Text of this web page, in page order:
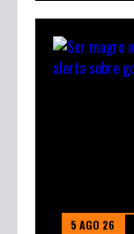
5 AGO 26